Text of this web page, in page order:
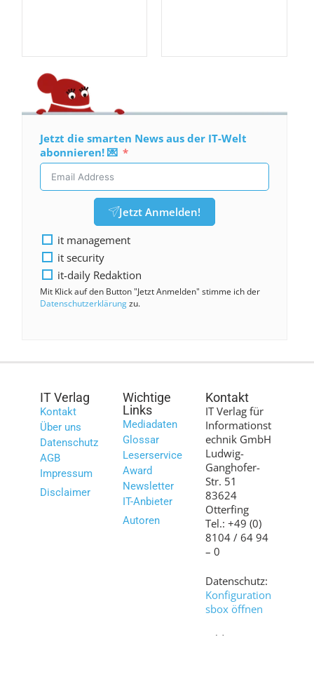
Jetzt die smarten News aus der IT-Welt
abonnieren! 💌
Jetzt Anmelden!
it management
it security
it-daily Redaktion
Mit Klick auf den Button "Jetzt Anmelden" stimme ich der
Datenschutzerklärungzu.
IT Verlag
Kontakt
Über uns
Datenschutz
AGB
Impressum
Disclaimer
Wichtige
Links
Mediadaten
Glossar
Leserservice
Award
Newsletter
IT-Anbieter
Autoren
Kontakt
IT Verlag für
Informationst
echnik GmbH
Ludwig-
Ganghofer-
Str. 51
83624
Otterfing
Tel.: +49 (0)
8104 / 64 94
– 0
Datenschutz:
Konfiguration
sbox öffnen
Bilder: